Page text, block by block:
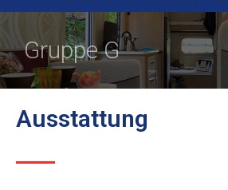
Gruppe G
Ausstattung